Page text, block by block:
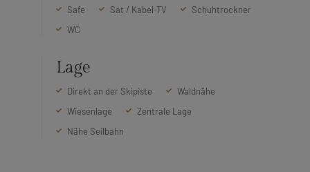
Safe
Sat / Kabel-TV
Schuhtrockner
WC
Lage
Direkt an der Skipiste
Waldnähe
Wiesenlage
Zentrale Lage
Nähe Seilbahn